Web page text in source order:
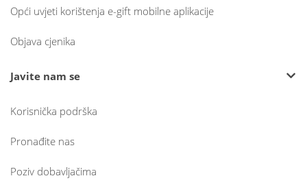
Opći uvjeti korištenja e-gift mobilne aplikacije
Objava cjenika
Javite nam se
Korisnička podrška
Pronađite nas
Poziv dobavljačima